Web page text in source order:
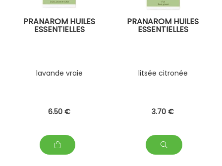
PRANAROM HUILES
ESSENTIELLES
lavande vraie
6.50 €
PRANAROM HUILES
ESSENTIELLES
litsée citronée
3.70 €